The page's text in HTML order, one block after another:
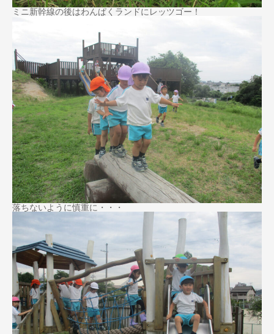
ミニ新幹線の後はわんぱくランドにレッツゴー！
落ちないように慎重に・・・